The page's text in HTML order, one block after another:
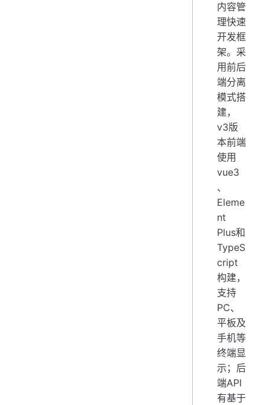
内容管
理快速
开发框
架。采
用前后
端分离
模式搭
建，
v3版
本前端
使用
vue3
、
Eleme
nt
Plus和
TypeS
cript
构建，
支持
PC、
平板及
手机等
终端显
示；后
端API
有基于